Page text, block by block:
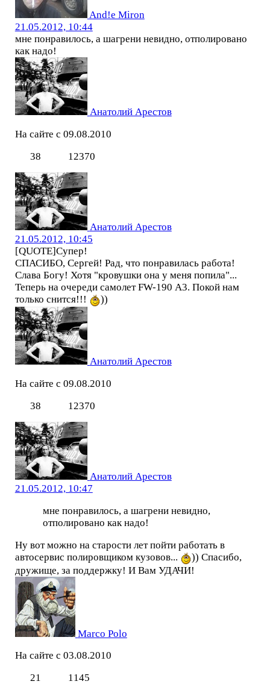
And!e Miron
21.05.2012, 10:44
мне понравилось, а шагрени невидно, отполировано
как надо!
Анатолий Арестов
На сайте с 09.08.2010
38
12370
Анатолий Арестов
21.05.2012, 10:45
[QUOTE]Супер!
СПАСИБО, Сергей! Рад, что понравилась работа!
Слава Богу! Хотя "кровушки она у меня попила"...
Теперь на очереди самолет FW-190 А3. Покой нам
только снится!!!
))
Анатолий Арестов
На сайте с 09.08.2010
38
12370
Анатолий Арестов
21.05.2012, 10:47
мне понравилось, а шагрени невидно,
отполировано как надо!
Ну вот можно на старости лет пойти работать в
автосервис полировщиком кузовов...
)) Спасибо,
дружище, за поддержку! И Вам УДАЧИ!
Marco Polo
На сайте с 03.08.2010
21
1145